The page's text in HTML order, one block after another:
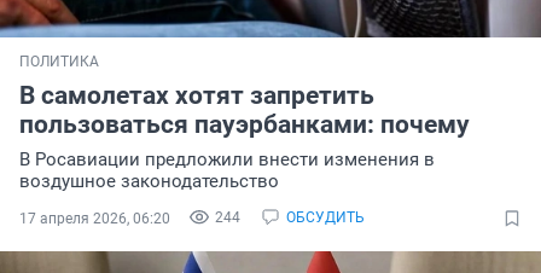
ПОЛИТИКА
В самолетах хотят запретить
пользоваться пауэрбанками: почему
В Росавиации предложили внести изменения в
воздушное законодательство
244 ОБСУДИТЬ
17 апреля 2026, 06:20